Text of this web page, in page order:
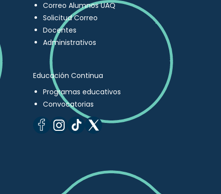
Correo Alumnos UAQ
Solicitud Correo
Docentes
Administrativos
Educación Continua
Programas educativos
Convocatorias